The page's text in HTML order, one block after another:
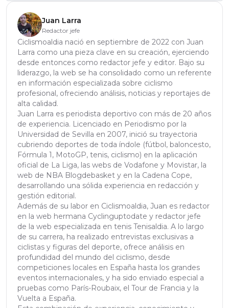
Juan Larra
Redactor jefe
Ciclismoaldia nació en septiembre de 2022 con Juan
Larra como una pieza clave en su creación, ejerciendo
desde entonces como redactor jefe y editor. Bajo su
liderazgo, la web se ha consolidado como un referente
en información especializada sobre ciclismo
profesional, ofreciendo análisis, noticias y reportajes de
alta calidad.
Juan Larra es periodista deportivo con más de 20 años
de experiencia. Licenciado en Periodismo por la
Universidad de Sevilla en 2007, inició su trayectoria
cubriendo deportes de toda índole (fútbol, baloncesto,
Fórmula 1, MotoGP, tenis, ciclismo) en la aplicación
oficial de La Liga, las webs de Vodafone y Movistar, la
web de NBA Blogdebasket y en la Cadena Cope,
desarrollando una sólida experiencia en redacción y
gestión editorial.
Además de su labor en Ciclismoaldia, Juan es redactor
en la web hermana Cyclinguptodate y redactor jefe
de la web especializada en tenis Tenisaldia. A lo largo
de su carrera, ha realizado entrevistas exclusivas a
ciclistas y figuras del deporte, ofrece análisis en
profundidad del mundo del ciclismo, desde
competiciones locales en España hasta los grandes
eventos internacionales, y ha sido enviado especial a
pruebas como París-Roubaix, el Tour de Francia y la
Vuelta a España.